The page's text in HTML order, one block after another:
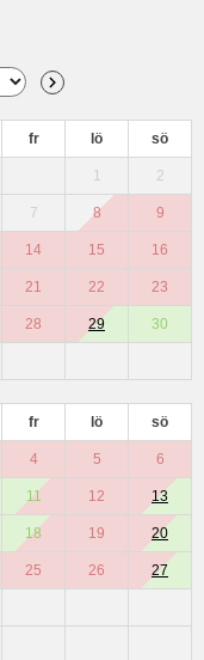
fr lö sö
1 2
7 8 9
14 15 16
21 22 23
28 29 30
fr lö sö
4 5 6
11 12 13
18 19 20
25 26 27